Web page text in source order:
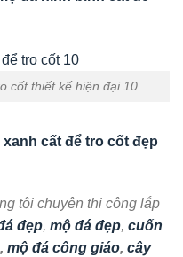
cốt thiết kế hiện đại 10
cất để tro cốt đẹp
tôi chuyên thi công lắp
đẹp, mộ đá đẹp, cuốn
, mộ đá công giáo, cây